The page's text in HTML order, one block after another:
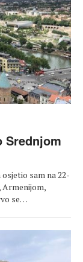
Srednjom
sam na 22-
Armenijom,
se…